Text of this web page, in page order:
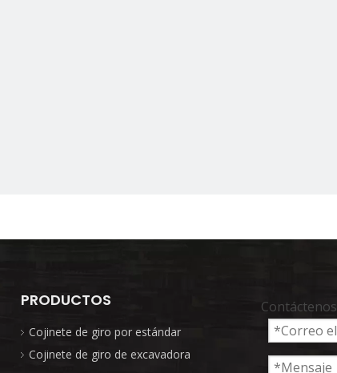
PRODUCTOS
Cojinete de giro por estándar
Cojinete de giro de excavadora
Contáctenos